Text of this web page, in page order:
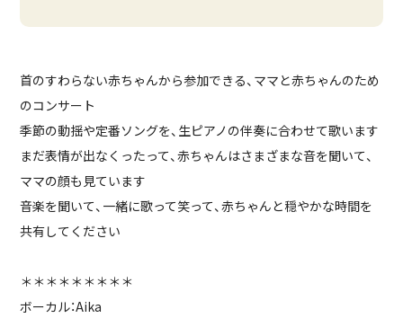
首のすわらない赤ちゃんから参加できる、ママと赤ちゃんのため
のコンサート
季節の動揺や定番ソングを、生ピアノの伴奏に合わせて歌います
まだ表情が出なくったって、赤ちゃんはさまざまな音を聞いて、
ママの顔も見ています
音楽を聞いて、一緒に歌って笑って、赤ちゃんと穏やかな時間を
共有してください
＊＊＊＊＊＊＊＊＊
ボーカル：Aika